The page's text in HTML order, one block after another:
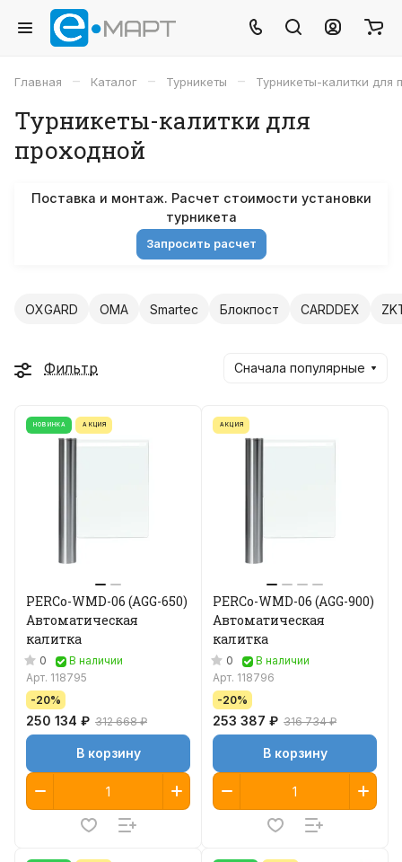
Главная – Каталог – Турникеты – Турникеты-калитки для
Турникеты-калитки для
проходной
Поставка и монтаж. Расчет стоимости установки
турникета
Запросить расчет
OXGARD OMA Smartec Блокпост CARDDEX
Фильтр Сначала популярные
НОВИНКА АКЦИЯ
PERCo-WMD-06 (AGG-650)
Автоматическая
калитка
0
В наличии
Арт. 118795
-20%
250 134 ₽ 312 668 ₽
В корзину
АКЦИЯ
PERCo-WMD-06 (AGG-900)
Автоматическая
калитка
0
В наличии
Арт. 118796
-20%
253 387 ₽ 316 734 ₽
В корзину